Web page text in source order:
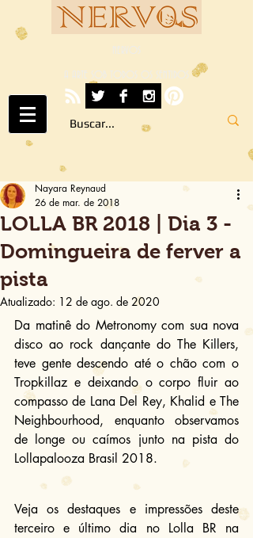
NERVOS
A ARTE SOB TODOS OS SENTIDOS
LOLLA BR 2018 | Dia 3 -
Domingueira de ferver a
pista
Nayara Reynaud
26 de mar. de 2018
Atualizado: 12 de ago. de 2020
Da matinê do Metronomy com sua nova
disco ao rock dançante do The Killers,
teve gente descendo até o chão com o
Tropkillaz e deixando o corpo fluir ao
compasso de Lana Del Rey, Khalid e The
Neighbourhood, enquanto observamos
de longe ou caímos junto na pista do
Lollapalooza Brasil 2018.
Veja os destaques e impressões deste
terceiro e último dia no Lolla BR na